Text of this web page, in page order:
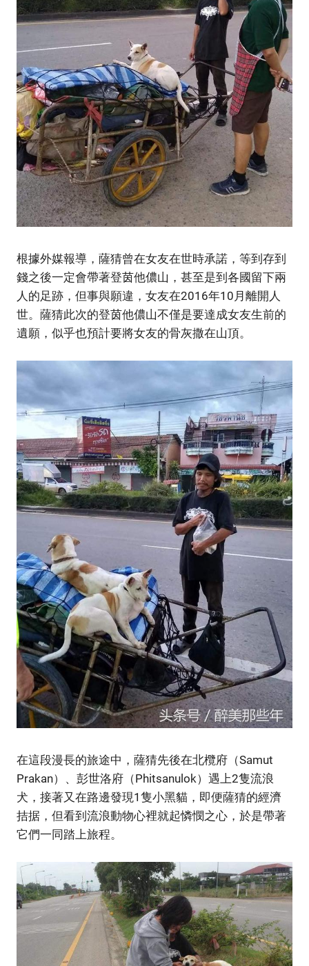
根據外媒報導，薩猜曾在女友在世時承諾，等到存到
錢之後一定會帶著登茵他儂山，甚至是到各國留下兩
人的足跡，但事與願違，女友在2016年10月離開人
世。薩猜此次的登茵他儂山不僅是要達成女友生前的
遺願，似乎也預計要將女友的骨灰撒在山頂。
在這段漫長的旅途中，薩猜先後在北欖府（Samut
Prakan）、彭世洛府（Phitsanulok）遇上2隻流浪
犬，接著又在路邊發現1隻小黑貓，即便薩猜的經濟
拮据，但看到流浪動物心裡就起憐憫之心，於是帶著
它們一同踏上旅程。